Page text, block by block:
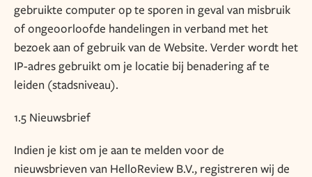
gebruikte computer op te sporen in geval van misbruik
of ongeoorloofde handelingen in verband met het
bezoek aan of gebruik van de Website. Verder wordt het
IP-adres gebruikt om je locatie bij benadering af te
leiden (stadsniveau).
1.5 Nieuwsbrief
Indien je kist om je aan te melden voor de
nieuwsbrieven van HelloReview B.V., registreren wij de